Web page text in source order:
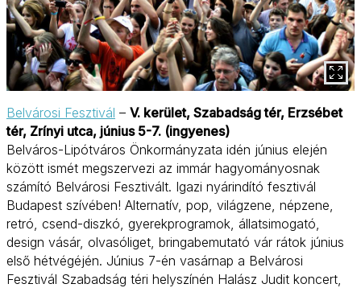
Belvárosi Fesztivál – V. kerület, Szabadság tér, Erzsébet
tér, Zrínyi utca, június 5-7. (ingyenes)
Belváros-Lipótváros Önkormányzata idén június elején
között ismét megszervezi az immár hagyományosnak
számító Belvárosi Fesztivált. Igazi nyárindító fesztivál
Budapest szívében! Alternatív, pop, világzene, népzene,
retró, csend-diszkó, gyerekprogramok, állatsimogató,
design vásár, olvasóliget, bringabemutató vár rátok június
első hétvégéjén. Június 7-én vasárnap a Belvárosi
Fesztivál Szabadság téri helyszínén Halász Judit koncert,